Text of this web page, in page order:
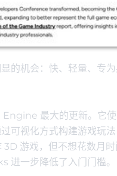
的机会：快、轻量、专
最大的更新。它
可视化方式构建游戏玩
3D 游戏，但不想花数月
进一步降低了入门门槛。